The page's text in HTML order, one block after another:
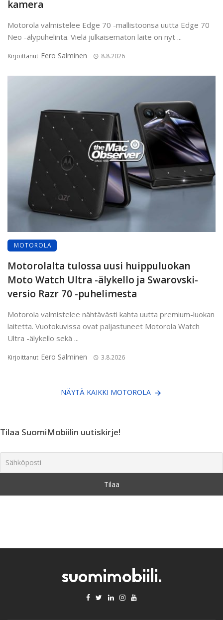
kamera
Motorola valmistelee Edge 70 -mallistoonsa uutta Edge 70
Neo -älypuhelinta. Vielä julkaisematon laite on nyt ...
Kirjoittanut Eero Salminen 8.8.2026
MOTOROLA
Motorolalta tulossa uusi huippuluokan
Moto Watch Ultra -älykello ja Swarovski-
versio Razr 70 -puhelimesta
Motorola valmistelee nähtävästi kahta uutta premium-luokan
laitetta. Vuotokuvissa ovat paljastuneet Motorola Watch
Ultra -älykello sekä ...
Kirjoittanut Eero Salminen 3.8.2026
NÄYTÄ KAIKKI MOTOROLA
Tilaa SuomiMobiilin uutiskirje!